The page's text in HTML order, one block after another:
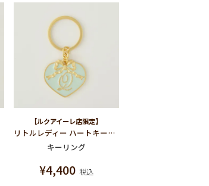
【ルクアイーレ店限定】
リトルレディー ハートキーリング(ミント)
キーリング
¥4,400 税込